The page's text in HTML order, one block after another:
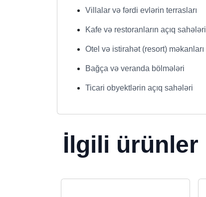
Villalar və fərdi evlərin terrasları
Kafe və restoranların açıq sahələri
Otel və istirahət (resort) məkanları
Bağça və veranda bölmələri
Ticari obyektlərin açıq sahələri
İlgili ürünler